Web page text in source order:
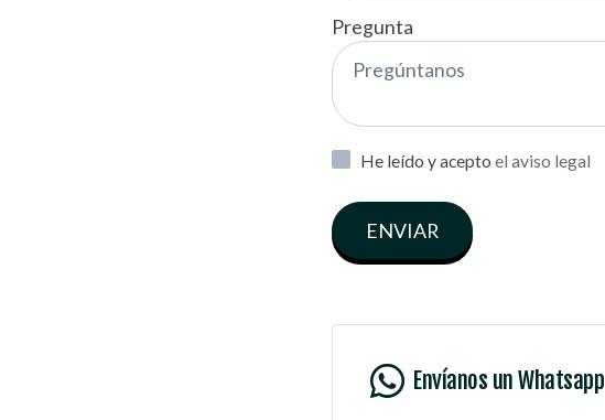
Pregunta
He leído y acepto el aviso legal
ENVIAR
Envíanos un Whatsapp